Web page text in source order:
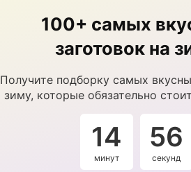
100+ самых
заготовок на
Получите подборку самых
зиму, которые обязательно
14
минут
54
секунды